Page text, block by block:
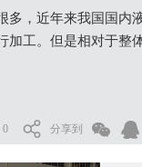
多，近年来我国国内
加工。但是相对于整
分享到